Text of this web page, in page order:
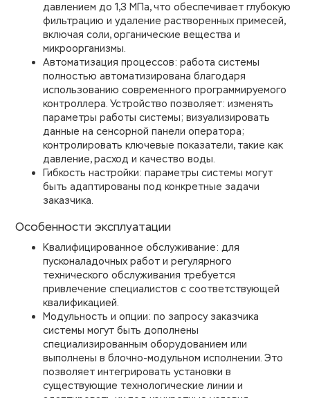
давлением до 1,3 МПа, что обеспечивает глубокую
фильтрацию и удаление растворенных примесей,
включая соли, органические вещества и
микроорганизмы.
Автоматизация процессов: работа системы
полностью автоматизирована благодаря
использованию современного программируемого
контроллера. Устройство позволяет: изменять
параметры работы системы; визуализировать
данные на сенсорной панели оператора;
контролировать ключевые показатели, такие как
давление, расход и качество воды.
Гибкость настройки: параметры системы могут
быть адаптированы под конкретные задачи
заказчика.
Особенности эксплуатации
Квалифицированное обслуживание: для
пусконаладочных работ и регулярного
технического обслуживания требуется
привлечение специалистов с соответствующей
квалификацией.
Модульность и опции: по запросу заказчика
системы могут быть дополнены
специализированным оборудованием или
выполнены в блочно-модульном исполнении. Это
позволяет интегрировать установки в
существующие технологические линии и